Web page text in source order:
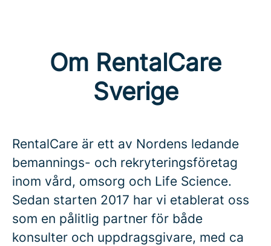
Om RentalCare
Sverige
RentalCare är ett av Nordens ledande
bemannings- och rekryteringsföretag
inom vård, omsorg och Life Science.
Sedan starten 2017 har vi etablerat oss
som en pålitlig partner för både
konsulter och uppdragsgivare, med ca